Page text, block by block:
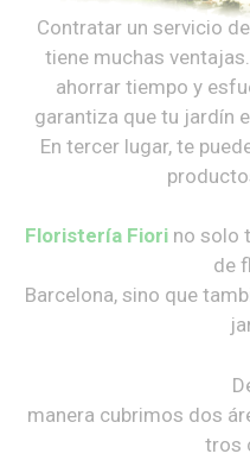
Contratar un servicio
tiene muchas
ahorrar tiempo y
garantiza que tu jardín
En tercer lugar, te
Floristería Fiorino solo
de
Barcelona, sino que
manera cubrimos dos
tros